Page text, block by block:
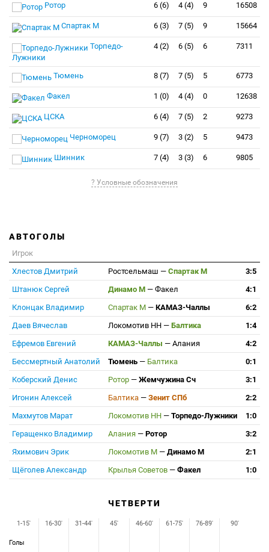
Ротор 6 (6) 4 (4) 9 16508
Спартак М 6 (3) 7 (5) 9 15664
Торпедо-
Лужники
4 (2) 6 (5) 6 7311
Тюмень 8 (7) 7 (5) 5 6773
Факел 1 (0) 4 (4) 0 12638
ЦСКА 6 (4) 7 (5) 2 9273
Черноморец 9 (7) 3 (2) 5 9473
Шинник 7 (4) 3 (3) 6 9805
? Условные обозначения
АВТОГОЛЫ
Игрок
Хлестов Дмитрий
Ростсельмаш — Спартак М
3:5
Штанюк Сергей
Динамо М — Факел
4:1
Клонцак Владимир
Спартак М — КАМАЗ-Чаллы
6:2
Даев Вячеслав
Локомотив НН — Балтика
1:4
Ефремов Евгений
КАМАЗ-Чаллы — Алания
4:2
Бессмертный Анатолий
Тюмень — Балтика
0:1
Коберский Денис
Ротор — Жемчужина Сч
3:1
Игонин Алексей
Балтика — Зенит СПб
2:2
Махмутов Марат
Локомотив НН — Торпедо-Лужники
1:0
Геращенко Владимир
Алания — Ротор
3:2
Яхимович Эрик
Локомотив М — Динамо М
2:1
Щёголев Александр
Крылья Советов — Факел 1:0
ЧЕТВЕРТИ
Голы
1-15' 16-30' 31-44' 45' 46-60' 61-75' 76-89' 90'